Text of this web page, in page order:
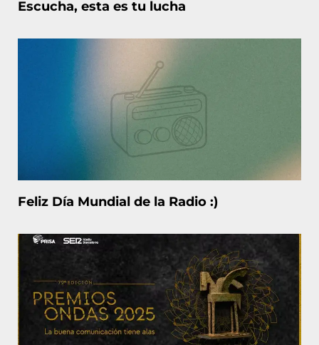
Escucha, esta es tu lucha
Feliz Día Mundial de la Radio :)